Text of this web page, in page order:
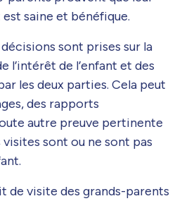
saine et bénéfique.
décisions sont prises sur la
l’intérêt de l’enfant et des
les deux parties. Cela peut
des rapports
autre preuve pertinente
sont ou ne sont pas
de visite des grands-parents